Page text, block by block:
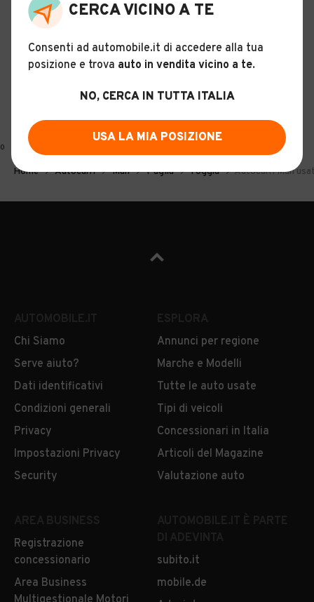
0
Home Autocarri Man Puglia Foggia Autocarri Man
Chi Siamo
Serve aiuto?
Dati identificativi
Condizioni generali
Privacy
Impostazioni Privacy
Security
Annunci per regione
Marche e Modelli
Tutte le auto usate
Tipi di veicoli
Concessionari in Italia
Articoli del Magazine
Valutazione auto
Registrazione
concessionario
Area Business
subito.it
mobile.de
CERCA VICINO A TE
Consenti ad automobile.it di accedere alla tua
posizione e trova auto in vendita vicino a te.
NO, CERCA IN TUTTA ITALIA
USA LA MIA POSIZIONE